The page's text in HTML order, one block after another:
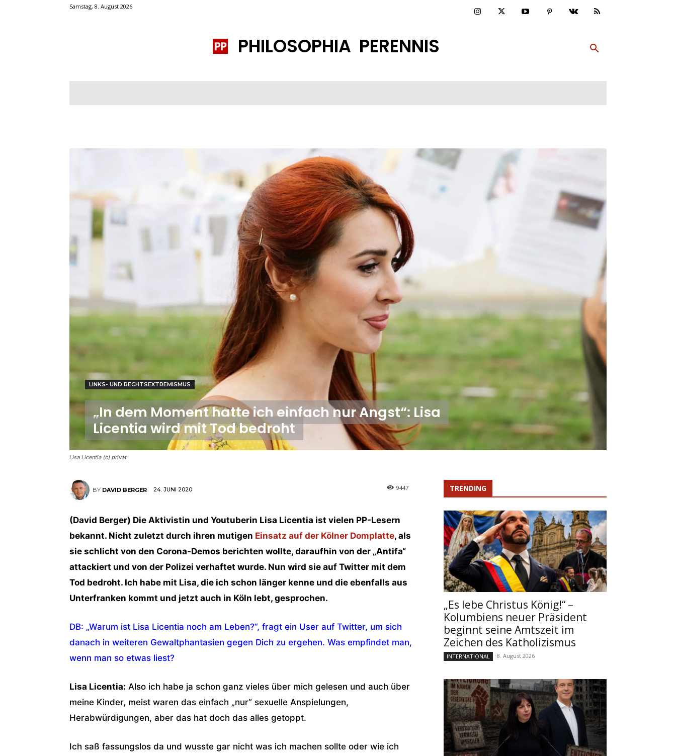
Samstag, 8. August 2026
PHILOSOPHIA PERENNIS
Lisa Licentia (c) privat
LINKS- UND RECHTSEXTREMISMUS
„In dem Moment hatte ich einfach nur Angst“: Lisa
Licentia wird mit Tod bedroht
BY DAVID BERGER 24. JUNI 2020 9447
(David Berger) Die Aktivistin und Youtuberin Lisa Licentia ist vielen PP-Lesern
bekannt. Nicht zuletzt durch ihren mutigen Einsatz auf der Kölner Domplatte, als
sie schlicht von den Corona-Demos berichten wollte, daraufhin von der „Antifa“
attackiert und von der Polizei verhaftet wurde. Nun wird sie auf Twitter mit dem
Tod bedroht. Ich habe mit Lisa, die ich schon länger kenne und die ebenfalls aus
Unterfranken kommt und jetzt auch in Köln lebt, gesprochen.
DB: „Warum ist Lisa Licentia noch am Leben?“, fragt ein User auf Twitter, um sich
danach in weiteren Gewaltphantasien gegen Dich zu ergehen. Was empfindet man,
wenn man so etwas liest?
Lisa Licentia: Also ich habe ja schon ganz vieles über mich gelesen und auch über
meine Kinder, meist waren das einfach „nur“ sexuelle Anspielungen,
Herabwürdigungen, aber das hat doch das alles getoppt.
Ich saß fassungslos da und wusste gar nicht was ich machen sollte oder wie ich
TRENDING
„Es lebe Christus König!“ –
Kolumbiens neuer Präsident
beginnt seine Amtszeit im
Zeichen des Katholizismus
INTERNATIONAL 8. August 2026